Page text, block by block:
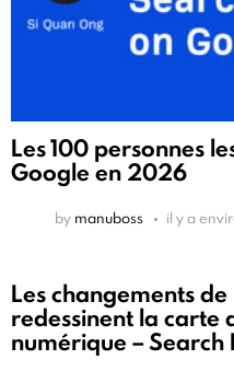
Les 100 personnes
Google en 2026
by manuboss il y a
Les changements
redessinent la carte
numérique – Search